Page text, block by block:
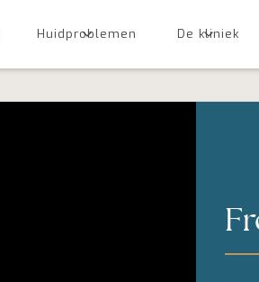
Huidproblemen De kliniek